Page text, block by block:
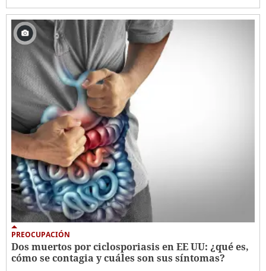
PREOCUPACIÓN
Dos muertos por ciclosporiasis en EE UU: ¿qué es,
cómo se contagia y cuáles son sus síntomas?